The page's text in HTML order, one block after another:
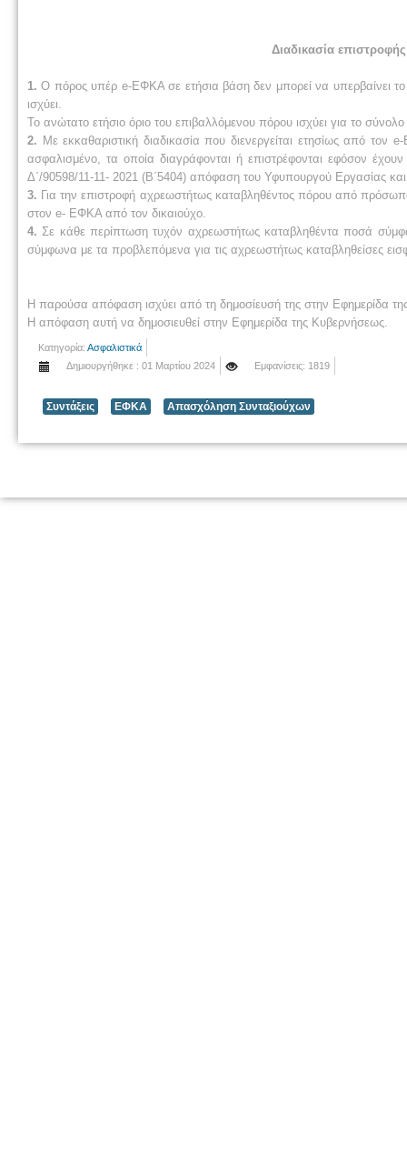
Διαδικασία
1.Ο πόρος υπέρ e-ΕΦΚΑ σε ετήσια βάση δεν μπορεί να υπερβαίνει
ισχύει.
Το ανώτατο ετήσιο όριο του επιβαλλόμενου πόρου ισχύει για το
2. Με εκκαθαριστική διαδικασία που διενεργείται ετησίως από
ασφαλισμένο, τα οποία διαγράφονται ή επιστρέφονται εφόσον
Δ΄/90598/11-11- 2021 (Β΄5404) απόφαση του Υφυπουργού Εργασίας
3. Για την επιστροφή αχρεωστήτως καταβληθέντος πόρου από
στον e- ΕΦΚΑ από τον δικαιούχο.
4. Σε κάθε περίπτωση τυχόν αχρεωστήτως καταβληθέντα ποσά
σύμφωνα με τα προβλεπόμενα για τις αχρεωστήτως καταβληθείσες
Η παρούσα απόφαση ισχύει από τη δημοσίευσή της στην Εφημερίδα
Η απόφαση αυτή να δημοσιευθεί στην Εφημερίδα της Κυβερνήσεως.
Κατηγορία: Ασφαλιστικά
Δημιουργήθηκε : 01 Μαρτίου 2024
Εμφανίσεις: 1819
Συντάξεις ΕΦΚΑ Απασχόληση Συνταξιούχων